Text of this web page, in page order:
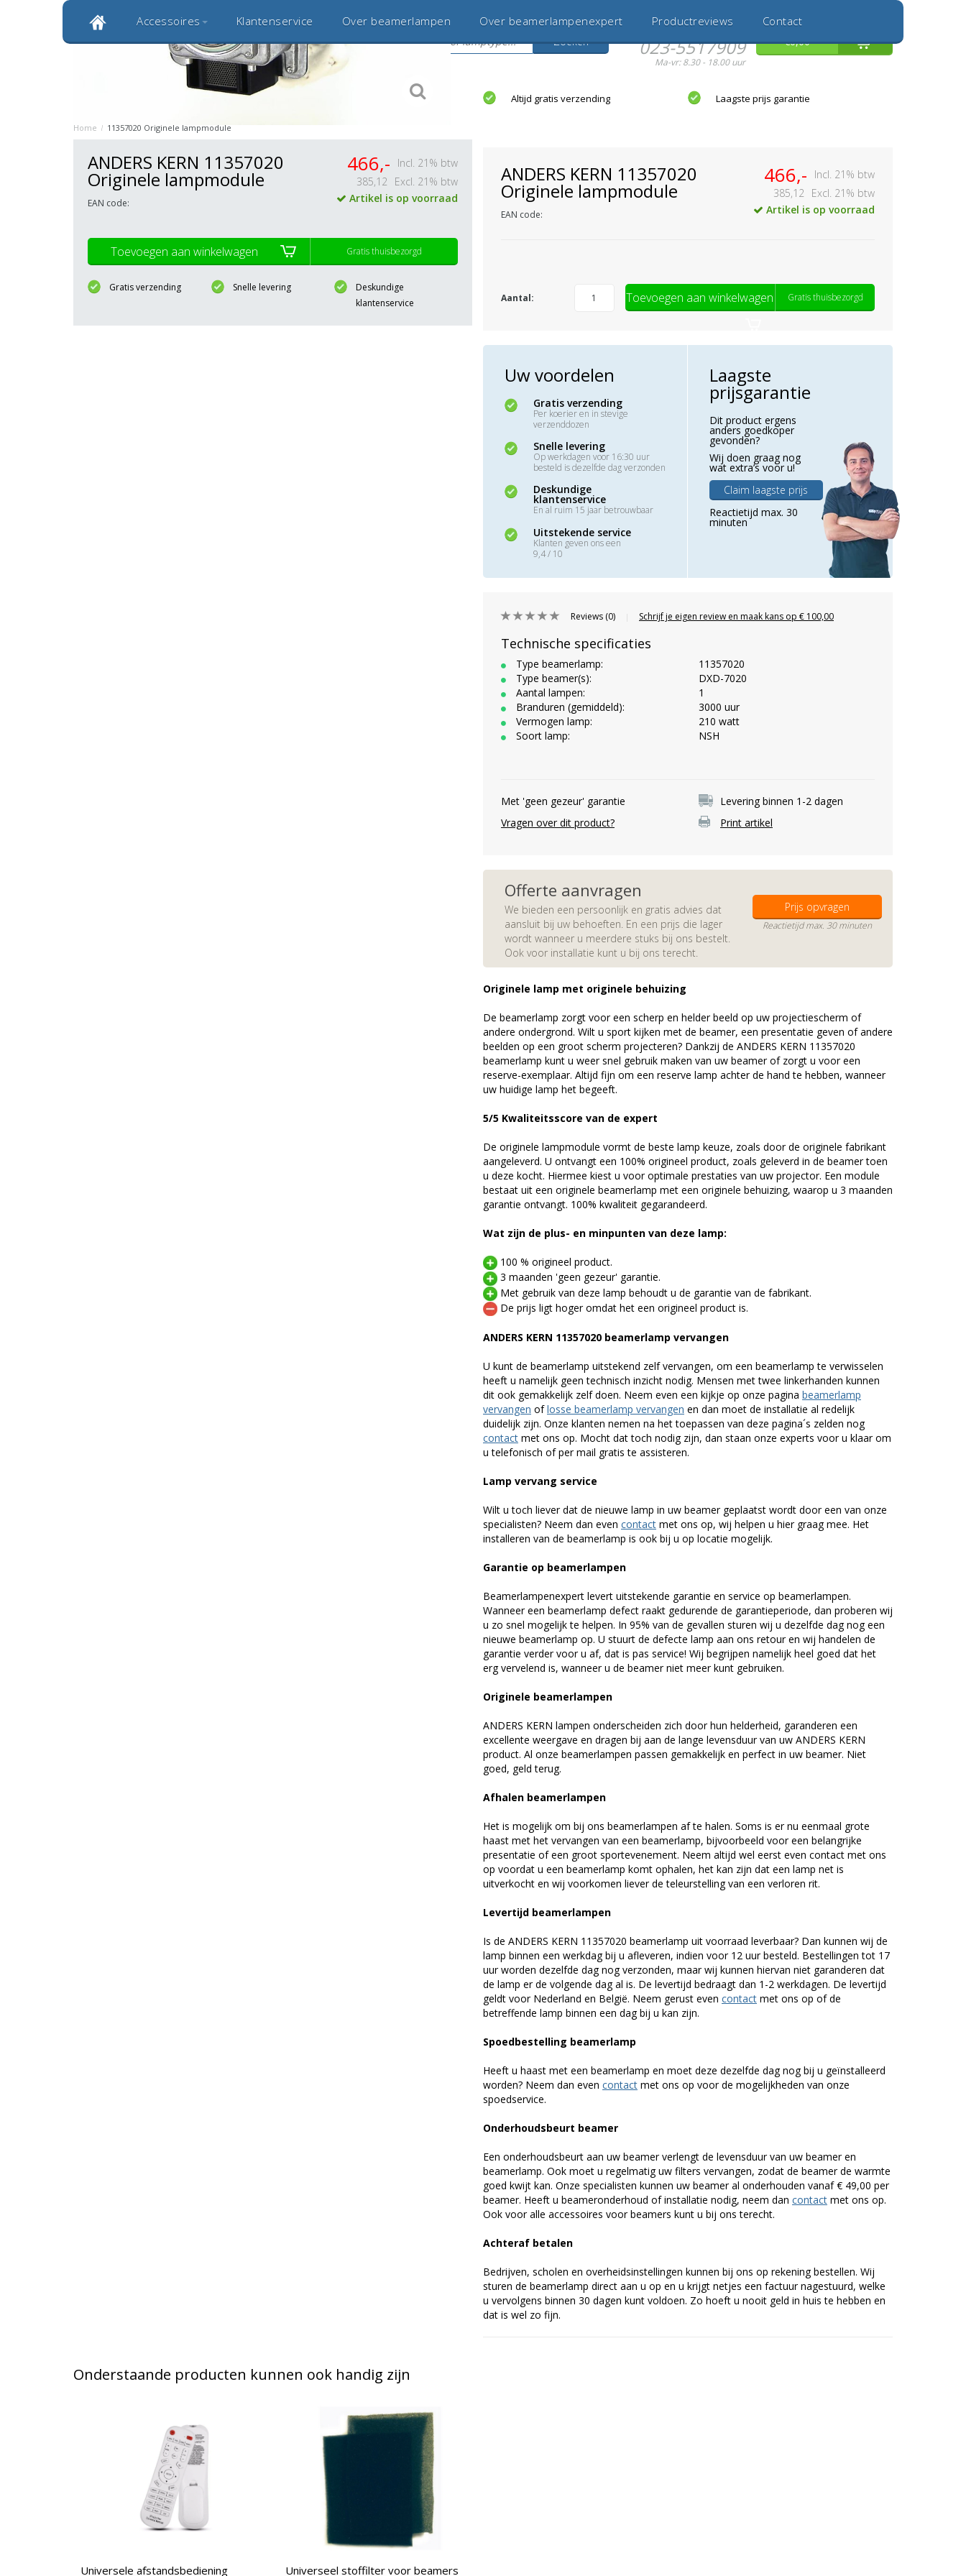
Inloggen
Klantbeoordeling 9,0
Bekijk alle 1000+ reviews
Zoeken
Hulp nodig?
023-5517909
Ma-vr: 8.30 - 18.00 uur
€0,00
Accessoires Klantenservice Over beamerlampen Over beamerlampenexpert Productreviews Contact
20 jaar betrouwbaar en ervaren Altijd gratis verzending Laagste prijs garantie
Home / 11357020 Originele lampmodule
ANDERS KERN 11357020
Originele lampmodule
EAN code:
466,-
Incl. 21% btw
385,12
Excl. 21% btw
Artikel is op voorraad
Toevoegen aan winkelwagen Gratis thuisbezorgd
Gratis verzending Snelle levering
Deskundige
klantenservice
ANDERS KERN 11357020
Originele lampmodule
EAN code:
466,-
Incl. 21% btw
385,12 Excl. 21% btw
Artikel is op voorraad
Aantal: Toevoegen aan winkelwagen Gratis thuisbezorgd
Uw voordelen
Gratis verzending
Per koerier en in stevige
verzenddozen
Snelle levering
Op werkdagen voor 16:30 uur
besteld is dezelfde dag verzonden
Deskundige
klantenservice
En al ruim 15 jaar betrouwbaar
Uitstekende service
Klanten geven ons een
9,4 / 10
Laagste
prijsgarantie
Dit product ergens
anders goedkoper
gevonden?
Wij doen graag nog
wat extra’s voor u!
Claim laagste prijs
Reactietijd max. 30
minuten
Reviews (0) Schrijf je eigen review en maak kans op € 100,00
Technische specificaties
Type beamerlamp:
11357020
Type beamer(s):
DXD-7020
Aantal lampen:
1
Branduren (gemiddeld):
3000 uur
Vermogen lamp:
210 watt
Soort lamp:
NSH
Met 'geen gezeur' garantie
Levering binnen 1-2 dagen
Vragen over dit product?
Print artikel
Offerte aanvragen
We bieden een persoonlijk en gratis advies dat
aansluit bij uw behoeften. En een prijs die lager
wordt wanneer u meerdere stuks bij ons bestelt.
Ook voor installatie kunt u bij ons terecht.
Prijs opvragen
Reactietijd max. 30 minuten
Originele lamp met originele behuizing
De beamerlamp zorgt voor een scherp en helder beeld op uw projectiescherm of
andere ondergrond. Wilt u sport kijken met de beamer, een presentatie geven of andere
beelden op een groot scherm projecteren? Dankzij de ANDERS KERN 11357020
beamerlamp kunt u weer snel gebruik maken van uw beamer of zorgt u voor een
reserve-exemplaar. Altijd fijn om een reserve lamp achter de hand te hebben, wanneer
uw huidige lamp het begeeft.
5/5 Kwaliteitsscore van de expert
De originele lampmodule vormt de beste lamp keuze, zoals door de originele fabrikant
aangeleverd. U ontvangt een 100% origineel product, zoals geleverd in de beamer toen
u deze kocht. Hiermee kiest u voor optimale prestaties van uw projector. Een module
bestaat uit een originele beamerlamp met een originele behuizing, waarop u 3 maanden
garantie ontvangt. 100% kwaliteit gegarandeerd.
Wat zijn de plus- en minpunten van deze lamp:
100 % origineel product.
3 maanden 'geen gezeur' garantie.
Met gebruik van deze lamp behoudt u de garantie van de fabrikant.
De prijs ligt hoger omdat het een origineel product is.
ANDERS KERN 11357020 beamerlamp vervangen
U kunt de beamerlamp uitstekend zelf vervangen, om een beamerlamp te verwisselen
heeft u namelijk geen technisch inzicht nodig. Mensen met twee linkerhanden kunnen
dit ook gemakkelijk zelf doen. Neem even een kijkje op onze pagina beamerlamp
vervangen oflosse beamerlamp vervangen en dan moet de installatie al redelijk
duidelijk zijn. Onze klanten nemen na het toepassen van deze pagina´s zelden nog
contact met ons op. Mocht dat toch nodig zijn, dan staan onze experts voor u klaar om
u telefonisch of per mail gratis te assisteren.
Lamp vervang service
Wilt u toch liever dat de nieuwe lamp in uw beamer geplaatst wordt door een van onze
specialisten? Neem dan even contact met ons op, wij helpen u hier graag mee. Het
installeren van de beamerlamp is ook bij u op locatie mogelijk.
Garantie op beamerlampen
Beamerlampenexpert levert uitstekende garantie en service op beamerlampen.
Wanneer een beamerlamp defect raakt gedurende de garantieperiode, dan proberen wij
u zo snel mogelijk te helpen. In 95% van de gevallen sturen wij u dezelfde dag nog een
nieuwe beamerlamp op. U stuurt de defecte lamp aan ons retour en wij handelen de
garantie verder voor u af, dat is pas service! Wij begrijpen namelijk heel goed dat het
erg vervelend is, wanneer u de beamer niet meer kunt gebruiken.
Originele beamerlampen
ANDERS KERN lampen onderscheiden zich door hun helderheid, garanderen een
excellente weergave en dragen bij aan de lange levensduur van uw ANDERS KERN
product. Al onze beamerlampen passen gemakkelijk en perfect in uw beamer. Niet
goed, geld terug.
Afhalen beamerlampen
Het is mogelijk om bij ons beamerlampen af te halen. Soms is er nu eenmaal grote
haast met het vervangen van een beamerlamp, bijvoorbeeld voor een belangrijke
presentatie of een groot sportevenement. Neem altijd wel eerst even contact met ons
op voordat u een beamerlamp komt ophalen, het kan zijn dat een lamp net is
uitverkocht en wij voorkomen liever de teleurstelling van een verloren rit.
Levertijd beamerlampen
Is de ANDERS KERN 11357020 beamerlamp uit voorraad leverbaar? Dan kunnen wij de
lamp binnen een werkdag bij u afleveren, indien voor 12 uur besteld. Bestellingen tot 17
uur worden dezelfde dag nog verzonden, maar wij kunnen hiervan niet garanderen dat
de lamp er de volgende dag al is. De levertijd bedraagt dan 1-2 werkdagen. De levertijd
geldt voor Nederland en België. Neem gerust even contact met ons op of de
betreffende lamp binnen een dag bij u kan zijn.
Spoedbestelling beamerlamp
Heeft u haast met een beamerlamp en moet deze dezelfde dag nog bij u geïnstalleerd
worden? Neem dan even contact met ons op voor de mogelijkheden van onze
spoedservice.
Onderhoudsbeurt beamer
Een onderhoudsbeurt aan uw beamer verlengt de levensduur van uw beamer en
beamerlamp. Ook moet u regelmatig uw filters vervangen, zodat de beamer de warmte
goed kwijt kan. Onze specialisten kunnen uw beamer al onderhouden vanaf € 49,00 per
beamer. Heeft u beameronderhoud of installatie nodig, neem dan contact met ons op.
Ook voor alle accessoires voor beamers kunt u bij ons terecht.
Achteraf betalen
Bedrijven, scholen en overheidsinstellingen kunnen bij ons op rekening bestellen. Wij
sturen de beamerlamp direct aan u op en u krijgt netjes een factuur nagestuurd, welke
u vervolgens binnen 30 dagen kunt voldoen. Zo hoeft u nooit geld in huis te hebben en
dat is wel zo fijn.
Onderstaande producten kunnen ook handig zijn
Universele afstandsbediening Universeel stoffilter voor beamers